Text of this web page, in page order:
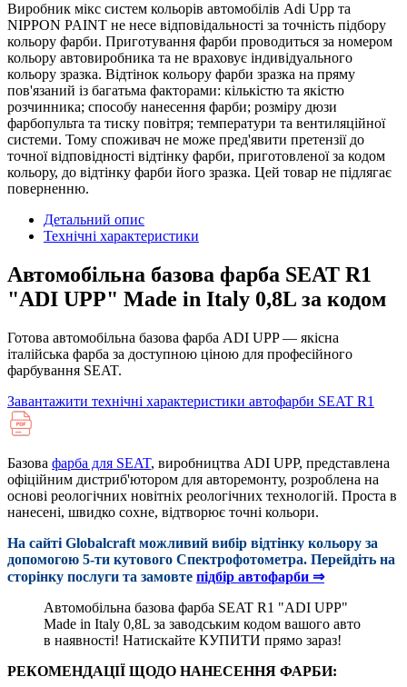
Виробник мікс систем кольорів автомобілів Adi Upp та
NIPPON PAINT не несе відповідальності за точність підбору
кольору фарби. Приготування фарби проводиться за номером
кольору автовиробника та не враховує індивідуального
кольору зразка. Відтінок кольору фарби зразка на пряму
пов'язаний із багатьма факторами: кількістю та якістю
розчинника; способу нанесення фарби; розміру дюзи
фарбопульта та тиску повітря; температури та вентиляційної
системи. Тому споживач не може пред'явити претензії до
точної відповідності відтінку фарби, приготовленої за кодом
кольору, до відтінку фарби його зразка. Цей товар не підлягає
поверненню.
Детальний опис
Технічні характеристики
Автомобільна базова фарба SEAT R1
"ADI UPP" Made in Italy 0,8L за кодом
Готова автомобільна базова фарба ADI UPP — якісна
італійська фарба за доступною ціною для професійного
фарбування SEAT.
Завантажити технічні характеристики автофарби SEAT R1
Базова фарба для SEAT, виробництва ADI UPP, представлена
офіційним дистриб'ютором для авторемонту, розроблена на
основі реологічних новітніх реологічних технологій. Проста в
нанесені, швидко сохне, відтворює точні кольори.
На сайті Globalcraft можливий вибір відтінку кольору за
допомогою 5-ти кутового Cпектрофотометра. Перейдіть на
сторінку послуги та замовте підбір автофарби ⇒
Автомобільна базова фарба SEAT R1 "ADI UPP"
Made in Italy 0,8L за заводським кодом вашого авто
в наявності! Натискайте КУПИТИ прямо зараз!
РЕКОМЕНДАЦІЇ ЩОДО НАНЕСЕННЯ ФАРБИ: